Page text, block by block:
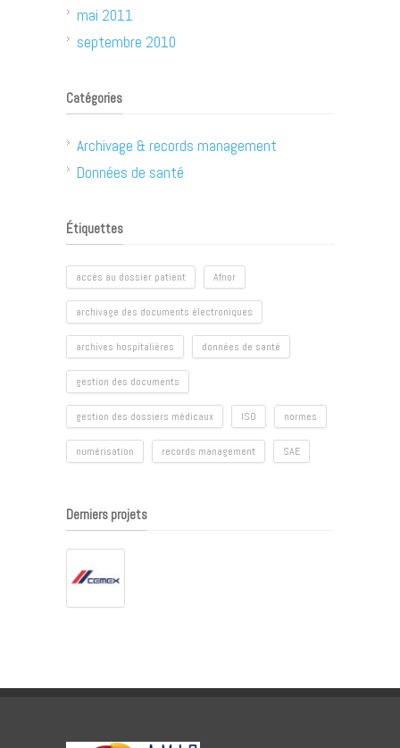
mai 2011
septembre 2010
Catégories
Archivage & records management
Données de santé
Étiquettes
accès au dossier patient Afnor
archivage des documents électroniques
archives hospitalières données de santé
gestion des documents
gestion des dossiers médicaux ISO normes
numérisation records management SAE
Derniers projets